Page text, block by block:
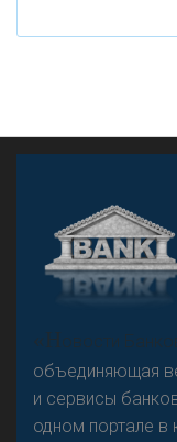
«Н
овости
объединяющая
и сервисы
одном портале в